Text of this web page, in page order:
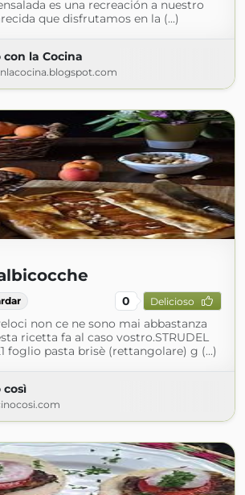
es una recreación a nuestro
que disfrutamos en la (...)
la Cocina
0 Delicioso
non ce ne sono mai abbastanza
ricetta fa al caso vostro.STRUDEL
foglio pasta brisè (rettangolare) g (...)
così